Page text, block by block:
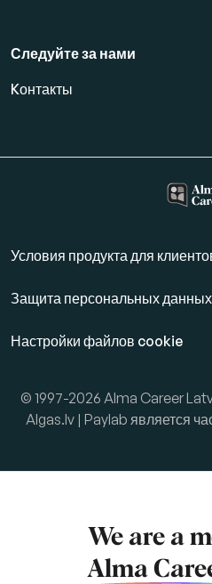
Следуйте за нами
Kонтакты
Условия продукта для
Защита персональных данных
Настройки файлов cookie
© 1997-2026 Alma Career
Algas.lv | Paylab является
We are a
Alma